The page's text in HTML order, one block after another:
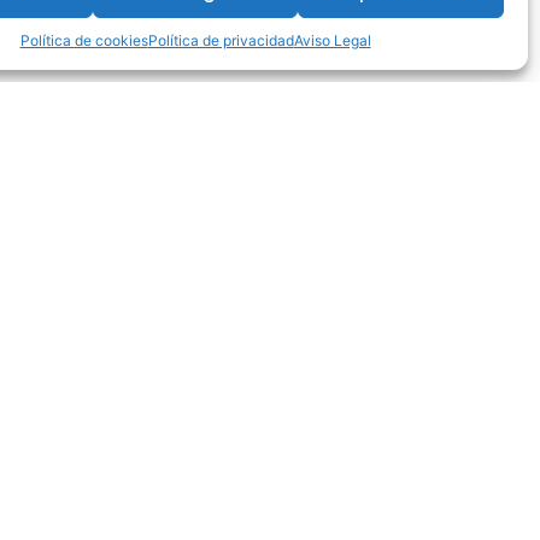
Política de cookiesPolítica de privacidadAviso Legal